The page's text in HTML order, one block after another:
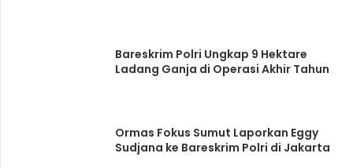
Bareskrim Polri Ungkap 9 Hektare
Ladang Ganja di Operasi Akhir Tahun
Ormas Fokus Sumut Laporkan Eggy
Sudjana ke Bareskrim Polri di Jakarta